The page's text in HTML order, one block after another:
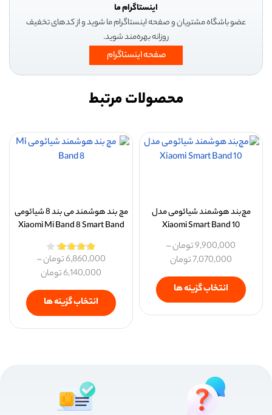
اینستاگرام ما
عضو باشگاه مشتریان و صفحه اینستاگرام ما شوید و از کدهای تخفیف
روزانه بهره‌مند شوید.
صفحه اینستاگرام
محصولات مرتبط
مچ‌بند هوشمند شیائومی مدل
Xiaomi Smart Band 10
9,900,000تومان–
7,070,000تومان
انتخاب گزینه ها
مچ بند هوشمند می بند 8 شیائومی
Xiaomi Mi Band 8 Smart Band
6,860,000تومان–
6,140,000تومان
انتخاب گزینه ها